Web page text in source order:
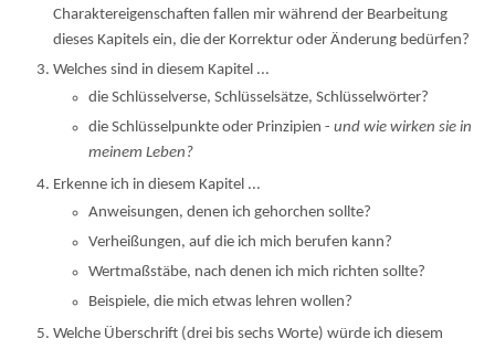
Charaktereigenschaften fallen mir während der Bearbeitung
dieses Kapitels ein, die der Korrektur oder Änderung bedürfen?
Welches sind in diesem Kapitel ...
die Schlüsselverse, Schlüsselsätze, Schlüsselwörter?
die Schlüsselpunkte oder Prinzipien -und wie wirken sie in
meinem Leben?
Erkenne ich in diesem Kapitel ...
Anweisungen, denen ich gehorchen sollte?
Verheißungen, auf die ich mich berufen kann?
Wertmaßstäbe, nach denen ich mich richten sollte?
Beispiele, die mich etwas lehren wollen?
Welche Überschrift (drei bis sechs Worte) würde ich diesem